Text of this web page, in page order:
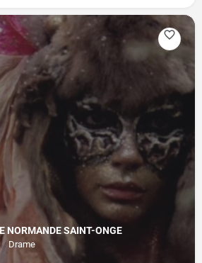
NORMANDE SAINT-ONGE
Drame